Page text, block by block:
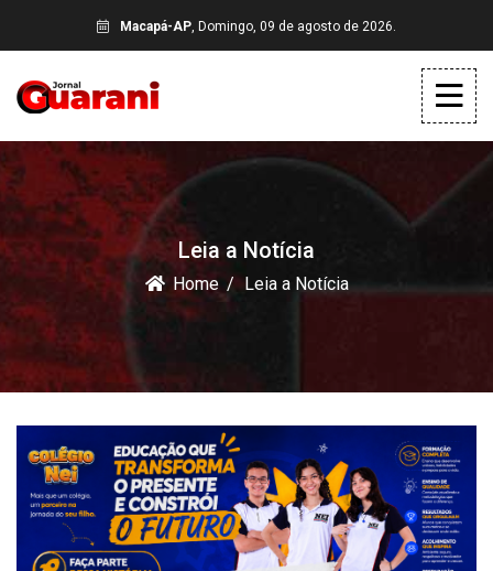
Macapá-AP, Domingo, 09 de agosto de 2026.
Leia a Notícia
Home Leia a Notícia